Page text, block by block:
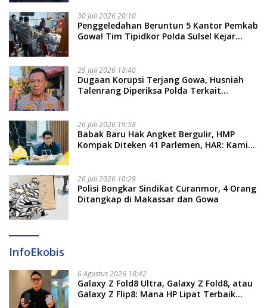
30 Juli 2026 20:10
Penggeledahan Beruntun 5 Kantor Pemkab
Gowa! Tim Tipidkor Polda Sulsel Kejar
29 Juli 2026 18:40
Dugaan Korupsi Terjang Gowa, Husniah
Talenrang Diperiksa Polda Terkait
26 Juli 2026 19:58
​Babak Baru Hak Angket Bergulir, HMP
Kompak Diteken 41 Parlemen, HAR: Kami
26 Juli 2026 10:29
Polisi Bongkar Sindikat Curanmor, 4 Orang
Ditangkap di Makassar dan Gowa
InfoEkobis
6 Agustus 2026 18:42
Galaxy Z Fold8 Ultra, Galaxy Z Fold8, atau
Galaxy Z Flip8: Mana HP Lipat Terbaik